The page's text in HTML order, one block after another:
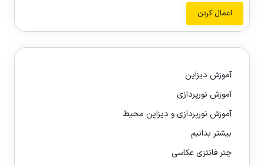
اعمال کردن
آموزش دیزاین
آموزش نورپردازی
آموزش نورپردازی و دیزاین محیط
بیشتر بدانیم
چتر فانتزی عکاسی